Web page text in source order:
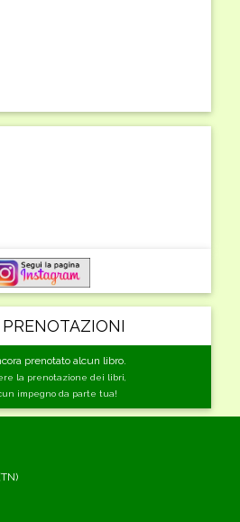
prenotato alcun libro.
la prenotazione dei libri,
impegno da parte tua!